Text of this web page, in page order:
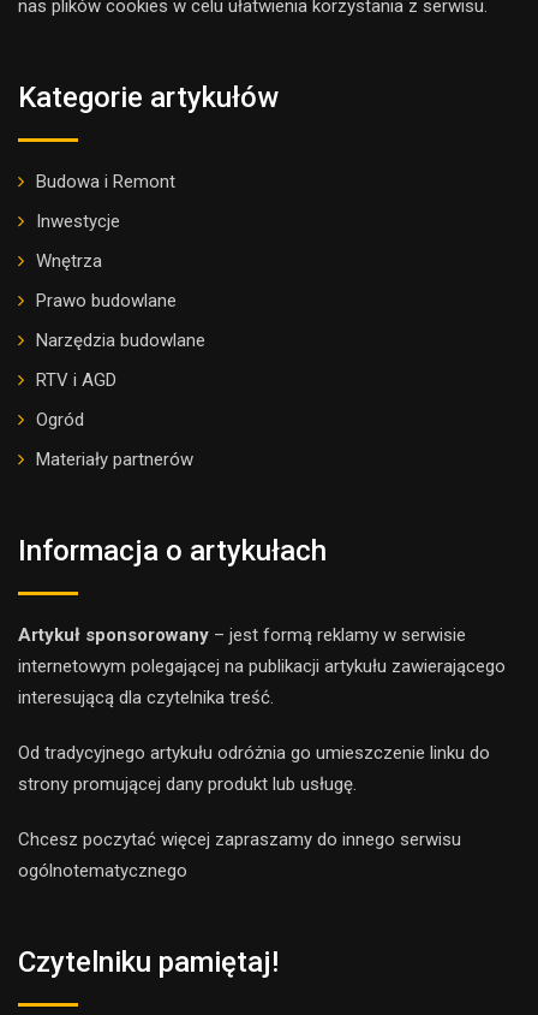
nas plików cookies w celu ułatwienia korzystania z serwisu.
Kategorie artykułów
Budowa i Remont
Inwestycje
Wnętrza
Prawo budowlane
Narzędzia budowlane
RTV i AGD
Ogród
Materiały partnerów
Informacja o artykułach
Artykuł sponsorowany – jest formą reklamy w serwisie
internetowym polegającej na publikacji artykułu zawierającego
interesującą dla czytelnika treść.
Od tradycyjnego artykułu odróżnia go umieszczenie linku do
strony promującej dany produkt lub usługę.
Chcesz poczytać więcej zapraszamy do innego serwisu
ogólnotematycznego
Czytelniku pamiętaj!